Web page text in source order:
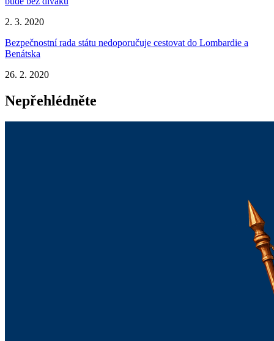
2. 3. 2020
Bezpečnostní rada státu nedoporučuje cestovat do Lombardie a
Benátska
26. 2. 2020
Nepřehlédněte